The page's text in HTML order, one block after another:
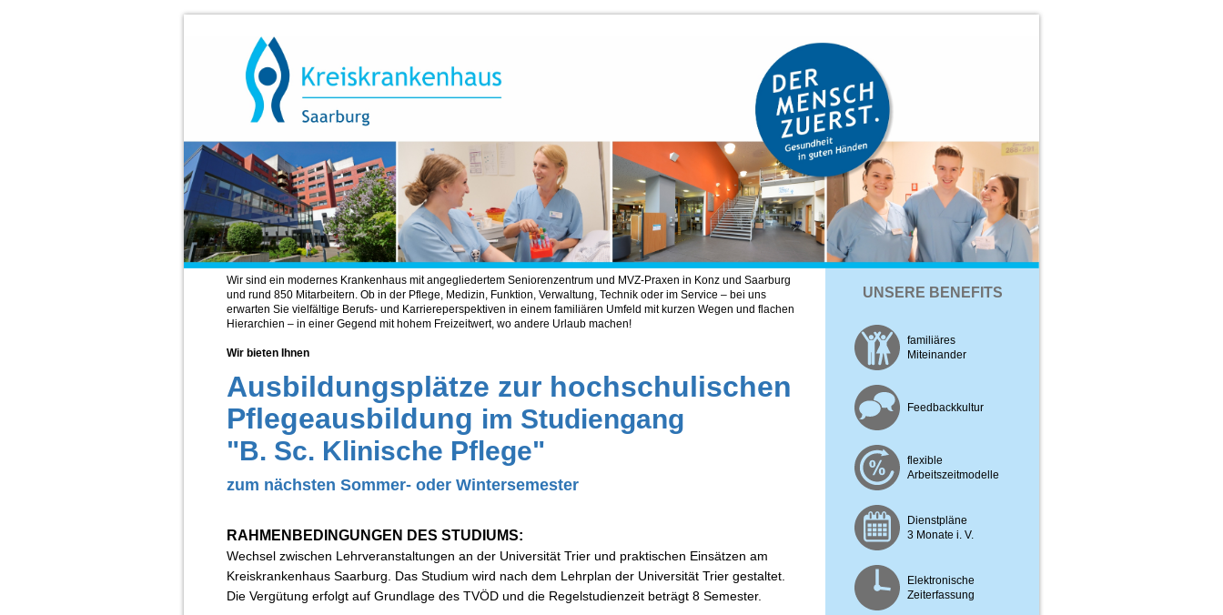
Wir sind ein modernes Krankenhaus mit angegliedertem Seniorenzentrum und MVZ-Praxen in Konz und Saarburg
und rund 850 Mitarbeitern. Ob in der Pflege, Medizin, Funktion, Verwaltung, Technik oder im Service – bei uns
erwarten Sie vielfältige Berufs- und Karriereperspektiven in einem familiären Umfeld mit kurzen Wegen und flachen
Hierarchien – in einer Gegend mit hohem Freizeitwert, wo andere Urlaub machen!
Wir bieten Ihnen
Ausbildungsplätze zur hochschulischen
Pflegeausbildung im Studiengang
"B. Sc. Klinische Pflege"
zum nächsten Sommer- oder Wintersemester
RAHMENBEDINGUNGEN DES STUDIUMS:
Wechsel zwischen Lehrveranstaltungen an der Universität Trier und praktischen Einsätzen am
Kreiskrankenhaus Saarburg. Das Studium wird nach dem Lehrplan der Universität Trier gestaltet.
Die Vergütung erfolgt auf Grundlage des TVÖD und die Regelstudienzeit beträgt 8 Semester.
UNSERE BENEFITS
familiäres
Miteinander
Feedbackkultur
flexible
Arbeitszeitmodelle
Dienstpläne
3 Monate i. V.
Elektronische
Zeiterfassung